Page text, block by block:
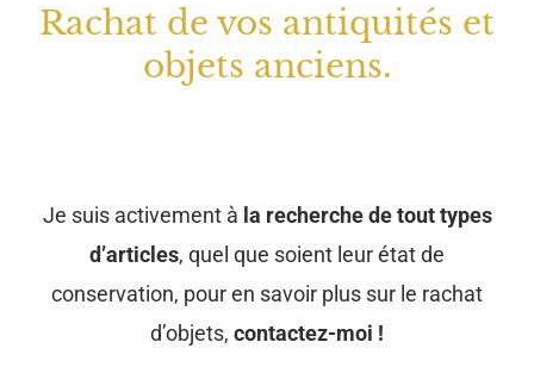
Rachat de vos antiquités et
objets anciens.
Je suis activement à la recherche de tout types
d’articles, quel que soient leur état de
conservation, pour en savoir plus sur le rachat
d’objets, contactez-moi !